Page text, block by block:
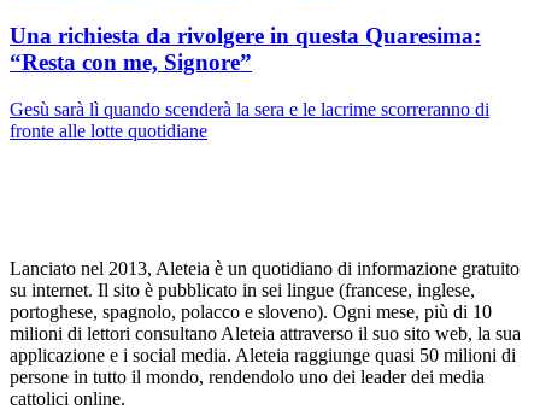
Una richiesta da rivolgere in questa Quaresima:
“Resta con me, Signore”
Gesù sarà lì quando scenderà la sera e le lacrime scorreranno di
fronte alle lotte quotidiane
Lanciato nel 2013, Aleteia è un quotidiano di informazione gratuito
su internet. Il sito è pubblicato in sei lingue (francese, inglese,
portoghese, spagnolo, polacco e sloveno). Ogni mese, più di 10
milioni di lettori consultano Aleteia attraverso il suo sito web, la sua
applicazione e i social media. Aleteia raggiunge quasi 50 milioni di
persone in tutto il mondo, rendendolo uno dei leader dei media
cattolici online.